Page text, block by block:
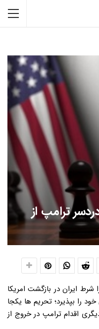
ترامپ از
ایران در بازگشت امریکا
را بپذیرد؛ تحریم ها یکجا
اقدام ترامپ در خروج از